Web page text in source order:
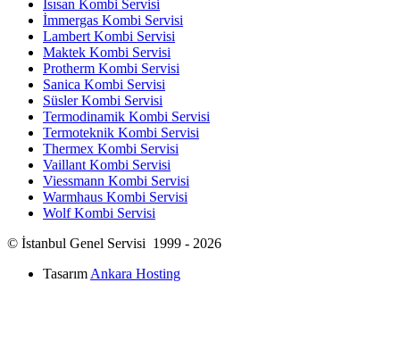
Isısan Kombi Servisi
İmmergas Kombi Servisi
Lambert Kombi Servisi
Maktek Kombi Servisi
Protherm Kombi Servisi
Sanica Kombi Servisi
Süsler Kombi Servisi
Termodinamik Kombi Servisi
Termoteknik Kombi Servisi
Thermex Kombi Servisi
Vaillant Kombi Servisi
Viessmann Kombi Servisi
Warmhaus Kombi Servisi
Wolf Kombi Servisi
© İstanbul Genel Servisi 1999 - 2026
Tasarım Ankara Hosting